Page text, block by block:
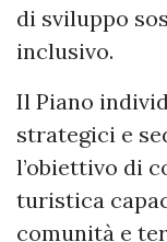
di sviluppo
inclusivo.
Il Piano
strategici e
l’obiettivo di
turistica
comunità e